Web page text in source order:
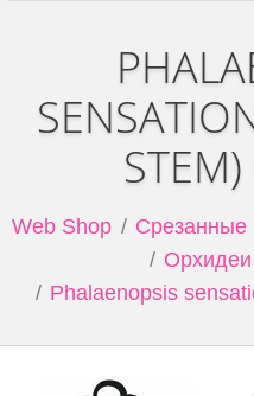
Web Shop
Срезанные
Phalaenopsis